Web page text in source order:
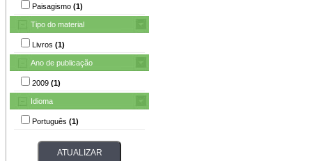
Paisagismo (1)
Tipo do material
Livros (1)
Ano de publicação
2009 (1)
Idioma
Português (1)